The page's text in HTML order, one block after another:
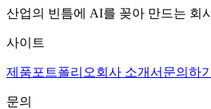
산업의 빈틈에 AI를 꽂아 만드는 회
사이트
제품포트폴리오회사 소개서 문의하기
문의